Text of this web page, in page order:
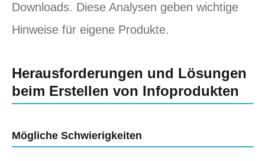
Downloads. Diese Analysen geben wichtige
Hinweise für eigene Produkte.
Herausforderungen und Lösungen
beim Erstellen von Infoprodukten
Mögliche Schwierigkeiten